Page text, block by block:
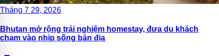
Tháng 7 29, 2026
Bhutan mở rộng trải nghiệm homestay, đưa du khách
chạm vào nhịp sống bản địa